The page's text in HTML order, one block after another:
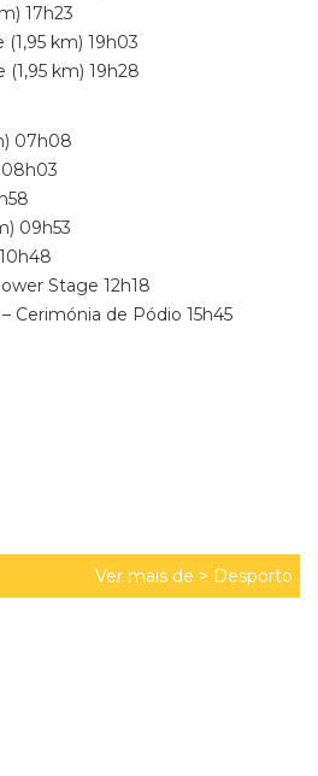
17h23
km) 19h03
km) 19h28
07h08
09h53
Stage 12h18
Cerimónia de Pódio 15h45
Ver mais de > Desporto